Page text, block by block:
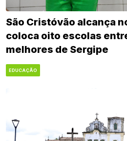
São Cristóvão alcança
coloca oito escolas
melhores de Sergipe
EDUCAÇÃO